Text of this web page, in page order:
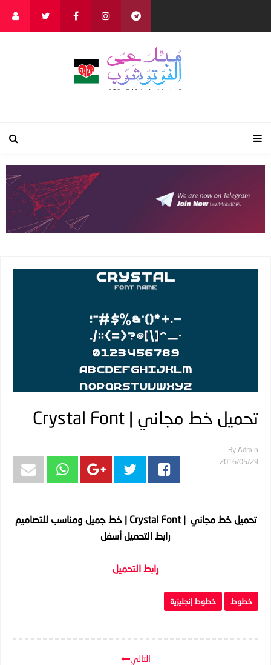
تحميل خط مجاني | Crystal Font
By Admin
29‏/05‏/2016
تحميل خط مجاني | Crystal Font | خط جميل ومناسب للتصاميم
رابط التحميل أسفل
رابط التحميل
خطوط خطوط إنجليزية
التالي